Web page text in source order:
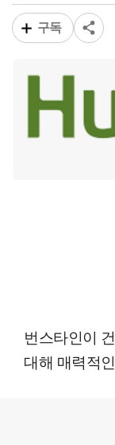
구독
번스타인이
대해 매력적